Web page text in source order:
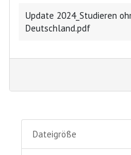
Update 2024_Studieren
Deutschland.pdf
Dateigröße